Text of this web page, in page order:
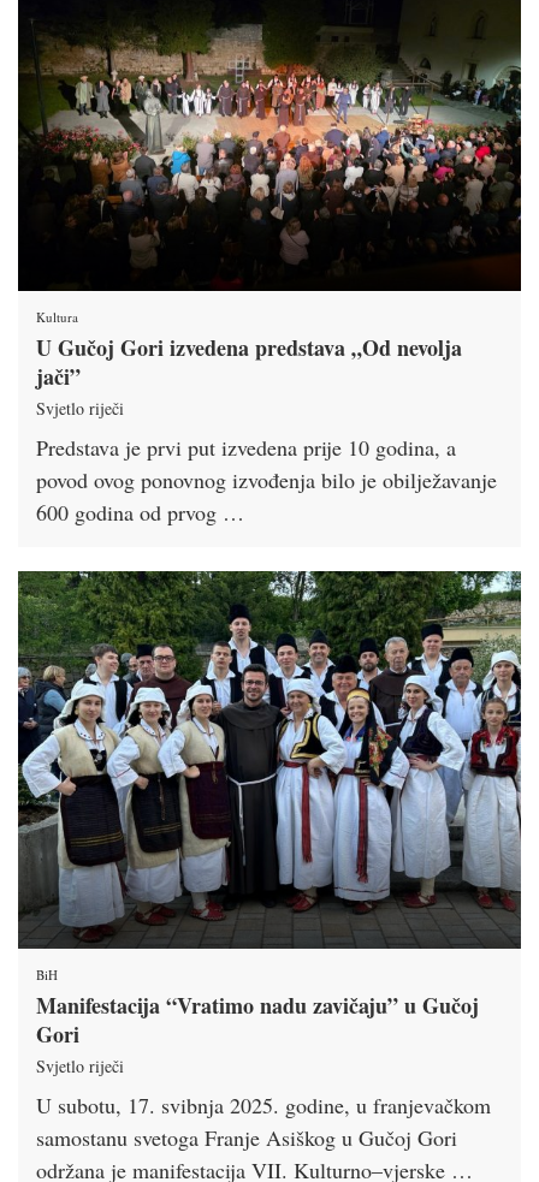
Kultura
U Gučoj Gori izvedena predstava „Od nevolja
jači”
Svjetlo riječi
Predstava je prvi put izvedena prije 10 godina, a
povod ovog ponovnog izvođenja bilo je obilježavanje
600 godina od prvog …
BiH
Manifestacija “Vratimo nadu zavičaju” u Gučoj
Gori
Svjetlo riječi
U subotu, 17. svibnja 2025. godine, u franjevačkom
samostanu svetoga Franje Asiškog u Gučoj Gori
održana je manifestacija VII. Kulturno–vjerske …